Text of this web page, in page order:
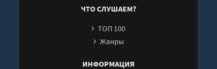
ЧТО СЛУШАЕМ?
ТОП 100
Жанры
ИНФОРМАЦИЯ